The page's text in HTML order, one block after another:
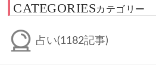
CATEGORIESカテゴリー
占い(1182記事)